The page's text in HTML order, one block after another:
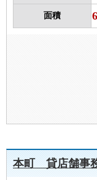
面積
本町 貸店舗事